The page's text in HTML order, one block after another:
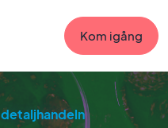
Kom igång
detaljhandeln